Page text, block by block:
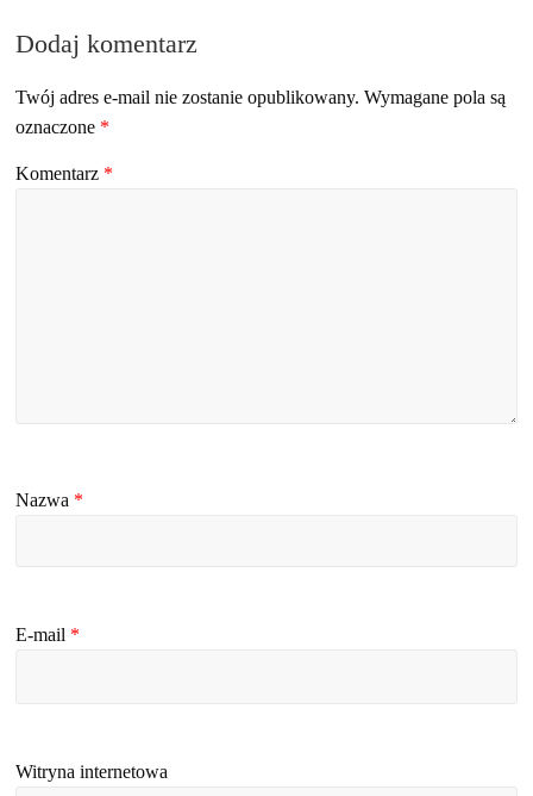
Dodaj komentarz
Twój adres e-mail nie zostanie opublikowany. Wymagane pola są
oznaczone *
Komentarz *
Nazwa *
E-mail *
Witryna internetowa